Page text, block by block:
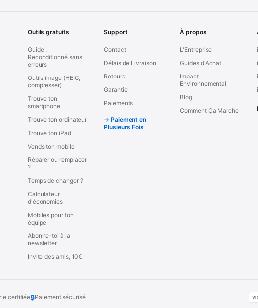
Outils gratuits
Guide :
Reconditionné sans
erreurs
Outils image (HEIC,
compresser)
Trouve ton
smartphone
Trouve ton ordinateur
Trouve ton iPad
Vends ton mobile
Réparer ou remplacer
?
Temps de changer ?
Calculateur
d'économies
Mobiles pour ton
équipe
Abonne-toi à la
newsletter
Invite des amis, 10€
Support
Contact
Délais de Livraison
Retours
Garantie
Paiements
Paiement en
Plusieurs Fois
À propos
L'Entreprise
Guides d'Achat
Impact
Environnemental
Blog
Comment Ça Marche
certifiée🔒Paiement sécurisé